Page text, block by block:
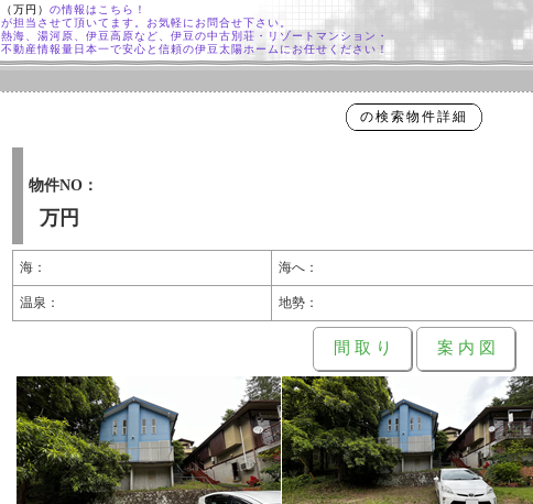
（万円） の情報はこちら！
が担当させて頂いてます。お気軽にお問合せ下さい。
熱海、湯河原、伊豆高原など、伊豆の中古別荘・リゾートマンション・
不動産情報量日本一で安心と信頼の伊豆太陽ホームにお任せください！
の検索物件詳細
物件NO：
万円
海： 海へ：
温泉： 地勢：
間 取 り 案 内 図